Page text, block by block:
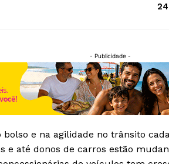
- Publicidade -
bolso e na agilidade no trânsito
e até donos de carros estão